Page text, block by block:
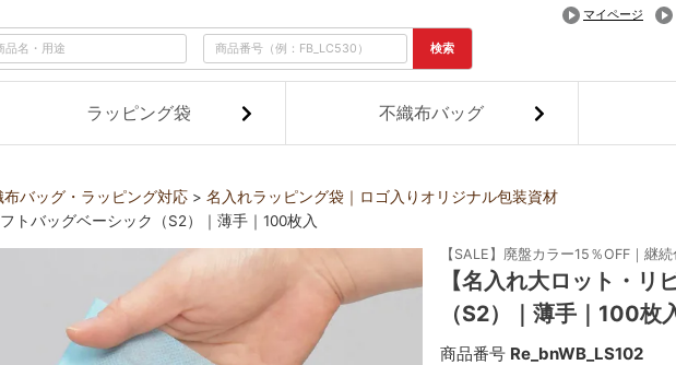
検索
マイページ
ラッピング袋 不織布バッグ
バッグ・ラッピング対応
名入れラッピング袋｜ロゴ入りオリジナル包装資材
トバッグベーシック（S2）｜薄手｜100枚入
【SALE】廃盤カラー15％OFF｜継
【名入れ大ロット・
（S2）｜薄手｜100枚
商品番号 Re_bnWB_LS102